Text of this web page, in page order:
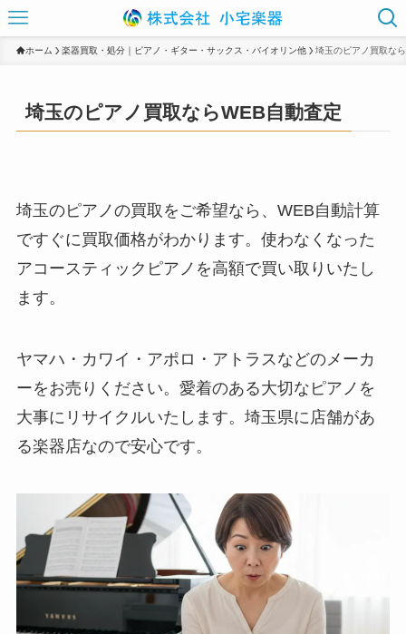
ホーム 楽器買取・処分｜ピアノ・ギター・サックス・バイオリン他 埼玉のピアノ買取な
埼玉のピアノ買取ならWEB自動査定
埼玉のピアノの買取をご希望なら、WEB自動計算
ですぐに買取価格がわかります。使わなくなった
アコースティックピアノを高額で買い取りいたし
ます。
ヤマハ・カワイ・アポロ・アトラスなどのメーカ
ーをお売りください。愛着のある大切なピアノを
大事にリサイクルいたします。埼玉県に店舗があ
る楽器店なので安心です。